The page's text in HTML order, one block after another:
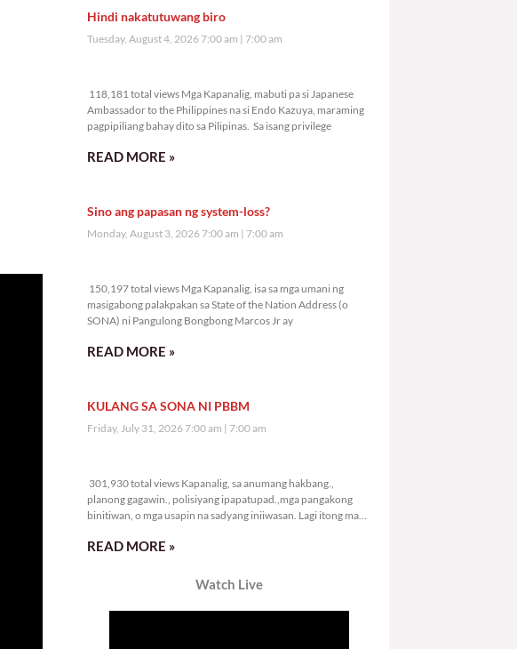
Hindi nakatutuwang biro
Tuesday, August 4, 2026 7:00 am 7:00 am
118,181 total views Mga Kapanalig, mabuti pa si Japanese
Ambassador to the Philippines na si Endo Kazuya, maraming
pagpipiliang bahay dito sa Pilipinas. Sa isang privilege
READ MORE »
Sino ang papasan ng system-loss?
Monday, August 3, 2026 7:00 am 7:00 am
150,197 total views Mga Kapanalig, isa sa mga umani ng
masigabong palakpakan sa State of the Nation Address (o
SONA) ni Pangulong Bongbong Marcos Jr ay
READ MORE »
KULANG SA SONA NI PBBM
Friday, July 31, 2026 7:00 am 7:00 am
301,930 total views Kapanalig, sa anumang hakbang.,
planong gagawin., polisiyang ipapatupad.,mga pangakong
binitiwan, o mga usapin na sadyang iniiwasan. Lagi itong may
READ MORE »
Watch Live